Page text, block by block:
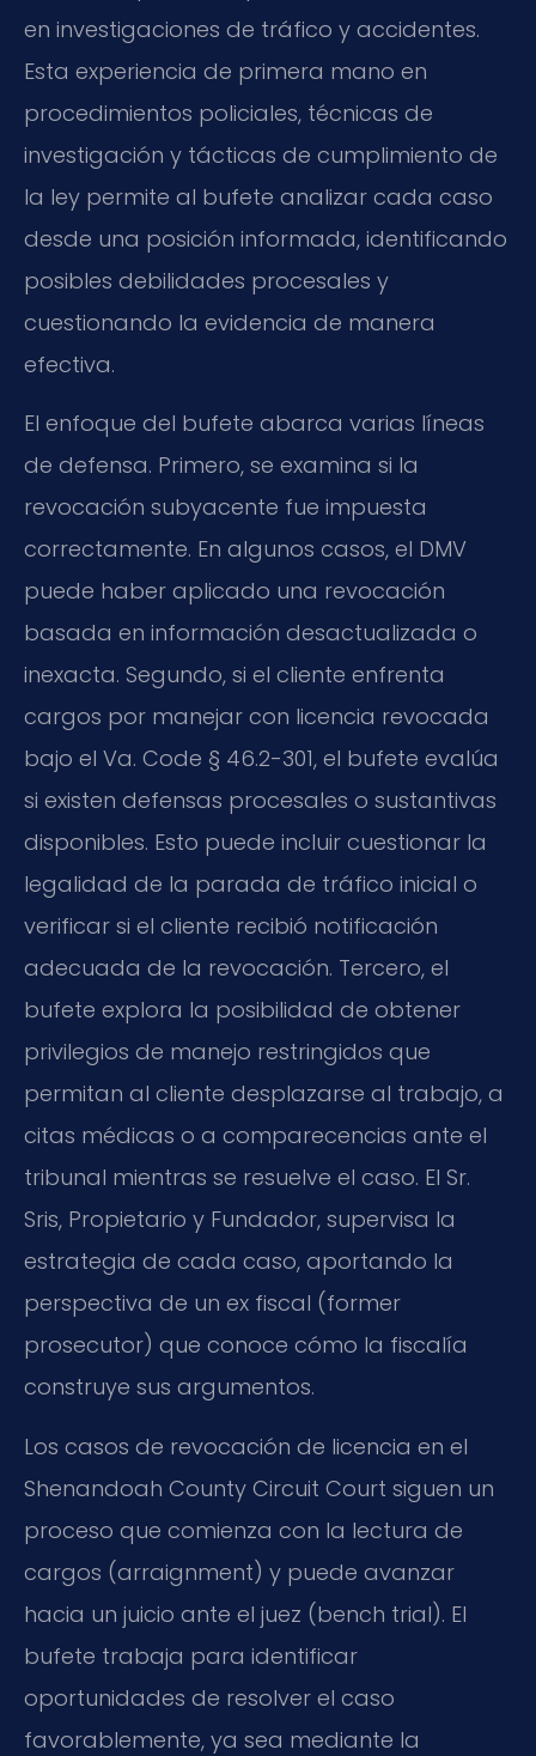
en investigaciones de tráfico y accidentes.
Esta experiencia de primera mano en
procedimientos policiales, técnicas de
investigación y tácticas de cumplimiento de
la ley permite al bufete analizar cada caso
desde una posición informada, identificando
posibles debilidades procesales y
cuestionando la evidencia de manera
efectiva.
El enfoque del bufete abarca varias líneas
de defensa. Primero, se examina si la
revocación subyacente fue impuesta
correctamente. En algunos casos, el DMV
puede haber aplicado una revocación
basada en información desactualizada o
inexacta. Segundo, si el cliente enfrenta
cargos por manejar con licencia revocada
bajo el Va. Code § 46.2-301, el bufete evalúa
si existen defensas procesales o sustantivas
disponibles. Esto puede incluir cuestionar la
legalidad de la parada de tráfico inicial o
verificar si el cliente recibió notificación
adecuada de la revocación. Tercero, el
bufete explora la posibilidad de obtener
privilegios de manejo restringidos que
permitan al cliente desplazarse al trabajo, a
citas médicas o a comparecencias ante el
tribunal mientras se resuelve el caso. El Sr.
Sris, Propietario y Fundador, supervisa la
estrategia de cada caso, aportando la
perspectiva de un ex fiscal (former
prosecutor) que conoce cómo la fiscalía
construye sus argumentos.
Los casos de revocación de licencia en el
Shenandoah County Circuit Court siguen un
proceso que comienza con la lectura de
cargos (arraignment) y puede avanzar
hacia un juicio ante el juez (bench trial). El
bufete trabaja para identificar
oportunidades de resolver el caso
favorablemente, ya sea mediante la